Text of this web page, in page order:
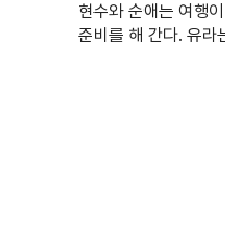
현수와 순애는 여행
준비를 해 간다. 유라